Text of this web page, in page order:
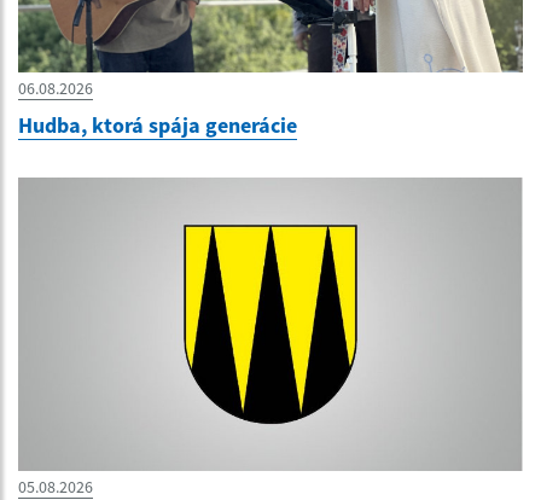
06.08.2026
Hudba, ktorá spája generácie
05.08.2026